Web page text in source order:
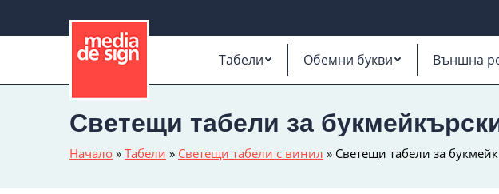
Табели Обемни букви Външна
Начало » Табели » Светещи табели с винил » Светещи табели за
Светещи табели за